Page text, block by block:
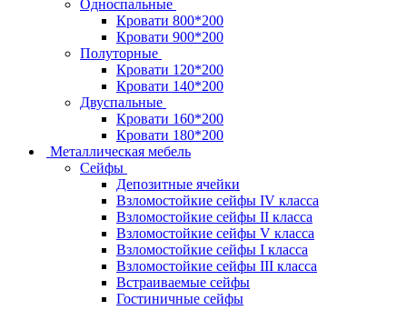
Односпальные
Кровати 800*200
Кровати 900*200
Полуторные
Кровати 120*200
Кровати 140*200
Двуспальные
Кровати 160*200
Кровати 180*200
Металлическая мебель
Сейфы
Депозитные ячейки
Взломостойкие сейфы IV класса
Взломостойкие сейфы II класса
Взломостойкие сейфы V класса
Взломостойкие сейфы I класса
Взломостойкие сейфы III класса
Встраиваемые сейфы
Гостиничные сейфы